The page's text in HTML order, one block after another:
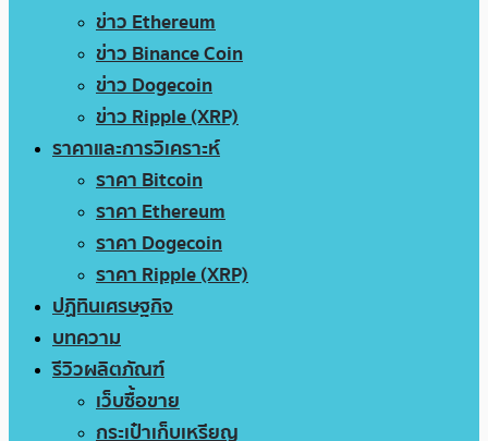
ข่าว Ethereum
ข่าว Binance Coin
ข่าว Dogecoin
ข่าว Ripple (XRP)
ราคาและการวิเคราะห์
ราคา Bitcoin
ราคา Ethereum
ราคา Dogecoin
ราคา Ripple (XRP)
ปฏิทินเศรษฐกิจ
บทความ
รีวิวผลิตภัณฑ์
เว็บซื้อขาย
กระเป๋าเก็บเหรียญ